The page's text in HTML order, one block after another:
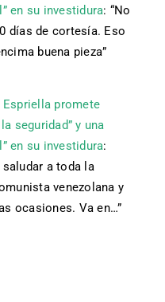
en su investidura: “No
días de cortesía. Eso
buena pieza”
Espriella promete
seguridad” y una
en su investidura:
a toda la
venezolana y
ocasiones. Va en…”